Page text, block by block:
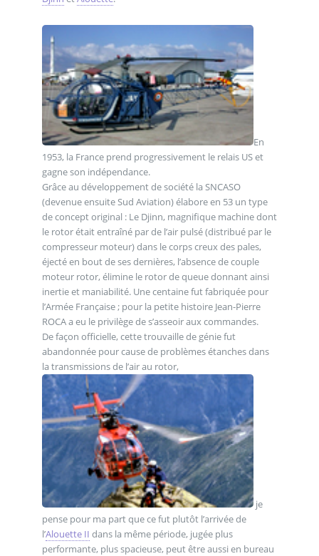
En
1953, la France prend progressivement le relais US et
gagne son indépendance.
Grâce au développement de société la SNCASO
(devenue ensuite Sud Aviation) élabore en 53 un type
de concept original : Le Djinn, magnifique machine dont
le rotor était entraîné par de l’air pulsé (distribué par le
compresseur moteur) dans le corps creux des pales,
éjecté en bout de ses dernières, l’absence de couple
moteur rotor, élimine le rotor de queue donnant ainsi
inertie et maniabilité. Une centaine fut fabriquée pour
l’Armée Française ; pour la petite histoire Jean-Pierre
ROCA a eu le privilège de s’asseoir aux commandes.
De façon officielle, cette trouvaille de génie fut
abandonnée pour cause de problèmes étanches dans
la transmissions de l’air au rotor,
je
pense pour ma part que ce fut plutôt l’arrivée de
l’Alouette II dans la même période, jugée plus
performante, plus spacieuse, peut être aussi en bureau